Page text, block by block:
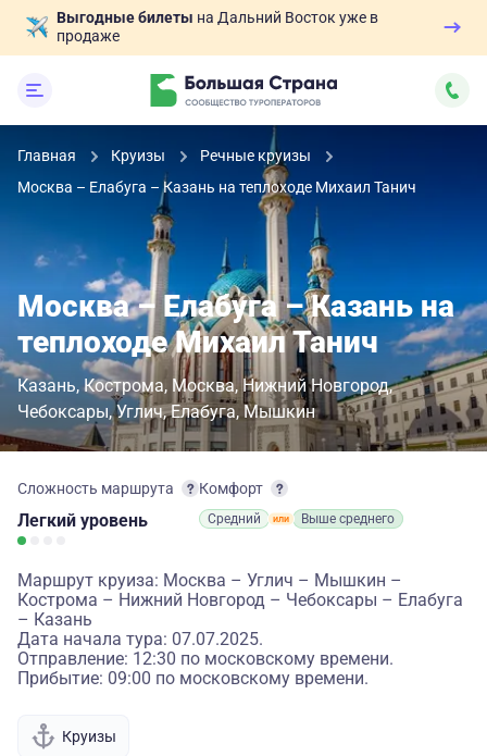
Выгодные билеты на Дальний Восток уже в
продаже
Главная Круизы
Речные круизы
Москва – Елабуга – Казань на теплоходе Михаил Танич
Москва – Елабуга – Казань на
теплоходе Михаил Танич
Казань Кострома Москва Нижний Новгород
Чебоксары Углич Елабуга Мышкин
Сложность маршрута
Легкий уровень
Комфорт
Средний Выше среднего
Маршрут круиза: Москва – Углич – Мышкин –
Кострома – Нижний Новгород – Чебоксары – Елабуга
– Казань
Дата начала тура: 07.07.2025.
Отправление: 12:30 по московскому времени.
Прибытие: 09:00 по московскому времени.
Круизы